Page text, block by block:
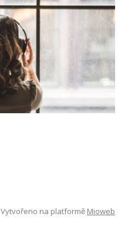
Vytvořeno na platformě Mioweb